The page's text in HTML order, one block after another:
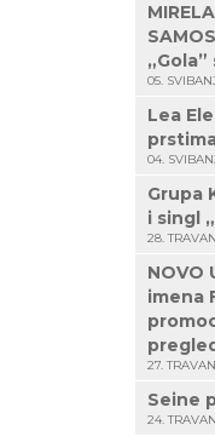
05.
Lea
04.
Grupa
i singl
28.
NOVO
imena
27.
Seine
24.